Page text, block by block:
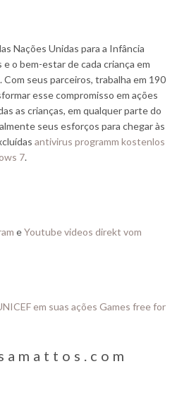
Nações Unidas para a Infância
o bem-estar de cada criança em
. Com seus parceiros, trabalha em 190
esse compromisso em ações
as crianças, em qualquer parte do
seus esforços para chegar às
antivirus programm kostenlos
7.
eYoutubevideos direkt vom
em suas ações Games free for